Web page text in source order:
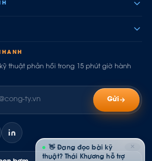
thuật phản hồi trong 15 phút giờ hành
Gửi
✕
👋 Đang đọc bài kỹ
thuật? Thái Khương hỗ trợ